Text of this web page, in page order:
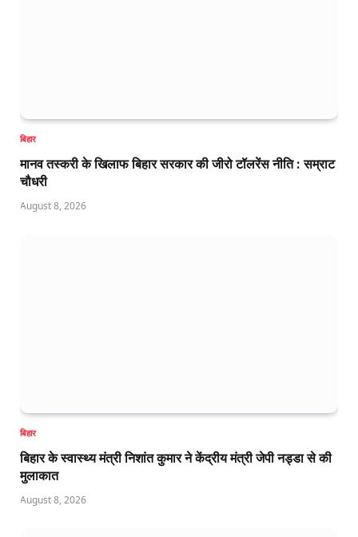
बिहार
मानव तस्करी के खिलाफ बिहार सरकार की जीरो टॉलरेंस नीति : सम्राट
चौधरी
August 8, 2026
बिहार
बिहार के स्वास्थ्य मंत्री निशांत कुमार ने केंद्रीय मंत्री जेपी नड्डा से की
मुलाकात
August 8, 2026